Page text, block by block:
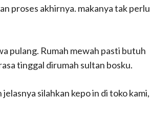
proses akhirnya. makanya tak perlu
pulang. Rumah mewah pasti butuh
tinggal dirumah sultan bosku.
silahkan kepo in di toko kami,